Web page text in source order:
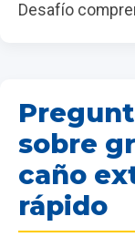
Desafío
sobre
caño
rápido